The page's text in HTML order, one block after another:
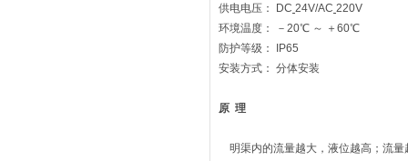
供电电压： DC 24V/AC 220V
环境温度： －20℃ ～ ＋60℃
防护等级： IP65
安装方式： 分体安装
原 理
明渠内的流量越大，液位越高；流量